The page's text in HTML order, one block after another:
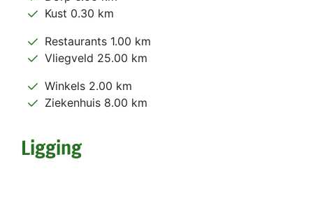
Kust 0.30 km
Restaurants 1.00 km
Vliegveld 25.00 km
Winkels 2.00 km
Ziekenhuis 8.00 km
Ligging